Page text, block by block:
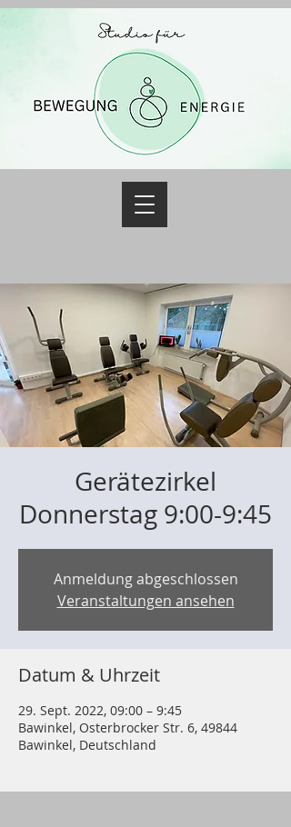
Gerätezirkel
Donnerstag 9:00-9:45
Anmeldung abgeschlossen
Veranstaltungen ansehen
Datum & Uhrzeit
29. Sept. 2022, 09:00 – 9:45
Bawinkel, Osterbrocker Str. 6, 49844
Bawinkel, Deutschland